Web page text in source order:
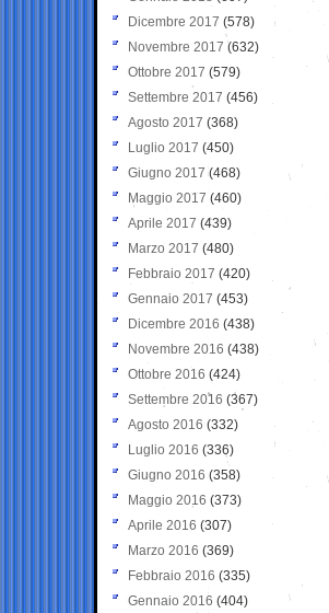
Dicembre 2017 (578)
Novembre 2017 (632)
Ottobre 2017 (579)
Settembre 2017 (456)
Agosto 2017 (368)
Luglio 2017 (450)
Giugno 2017 (468)
Maggio 2017 (460)
Aprile 2017 (439)
Marzo 2017 (480)
Febbraio 2017 (420)
Gennaio 2017 (453)
Dicembre 2016 (438)
Novembre 2016 (438)
Ottobre 2016 (424)
Settembre 2016 (367)
Agosto 2016 (332)
Luglio 2016 (336)
Giugno 2016 (358)
Maggio 2016 (373)
Aprile 2016 (307)
Marzo 2016 (369)
Febbraio 2016 (335)
Gennaio 2016 (404)